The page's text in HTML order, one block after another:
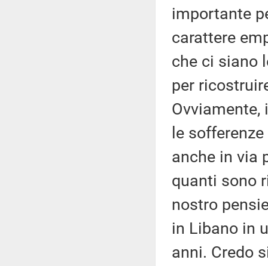
importante
carattere
che ci siano
per
le
anche in via
quanti sono
nostro
in Libano in
anni. Credo